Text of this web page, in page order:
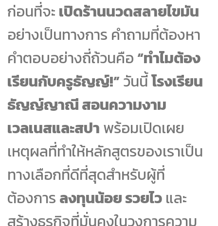
ก่อนที่จะ เปิดร้านนวดสลายไขมัน
อย่างเป็นทางการ คำถามที่ต้องหา
คำตอบอย่างถี่ถ้วนคือ “ทำไมต้อง
เรียนกับครูธัญญ์!”วันนี้โรงเรียน
ธัญญ์ญาณี สอนความงาม
เวลเนสและสปา พร้อมเปิดเผย
เหตุผลที่ทำให้หลักสูตรของเราเป็น
ทางเลือกที่ดีที่สุดสำหรับผู้ที่
ต้องการ ลงทุนน้อย รวยไว และ
สร้างธุรกิจที่มั่นคงในวงการความ